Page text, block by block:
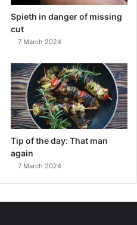
Spieth in danger of missing
cut
7 March 2024
Tip of the day: That man
again
7 March 2024